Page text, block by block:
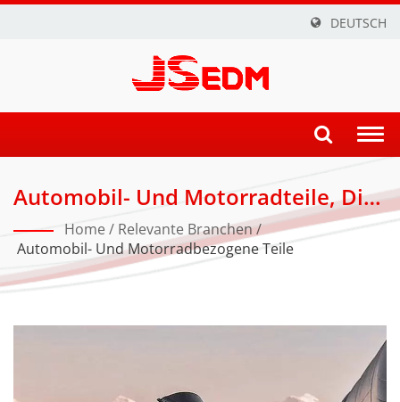
DEUTSCH
Automobil- Und Motorradteile, Die
Mit Drahtschnitt- Und CNC-EDM-
Maschinen Hergestellt Werden. |
Innovative Drahtschneid-, CNC- Und
Präzisionsindustrien
Home / Relevante Branchen /
Automobil- Und Motorradbezogene Teile